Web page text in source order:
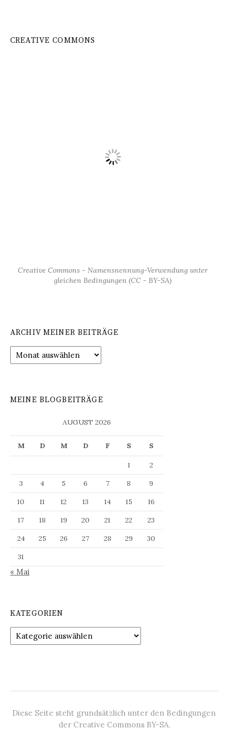
CREATIVE COMMONS
Creative Commons - Namensnennung-Verwendung unter
gleichen Bedingungen (CC - BY-SA)
ARCHIV MEINER BEITRÄGE
Archiv
meiner
MEINE BLOGBEITRÄGE
AUGUST 2026
M D M D F S S
1
2
3
4 5 6 7 8
9
10
11 12 13 14 15
16
17
18 19 20 21 22
23
24
25 26 27 28 29
30
31
« Mai
KATEGORIEN
Kategorien
Diese Seite steht grundsätzlich unter den Bedingungen
der Creative Commons BY-SA.